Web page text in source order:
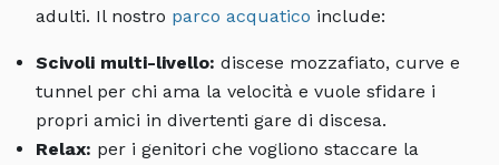
adulti. Il nostro parco acquatico include:
Scivoli multi-livello: discese mozzafiato, curve e
tunnel per chi ama la velocità e vuole sfidare i
propri amici in divertenti gare di discesa.
Relax: per i genitori che vogliono staccare la